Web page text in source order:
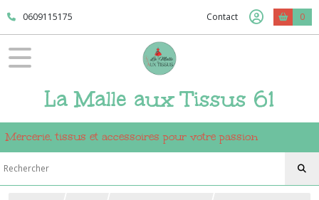
0609115175 Contact 0
La Malle aux Tissus 61
Mercerie, tissus et accessoires pour votre passion